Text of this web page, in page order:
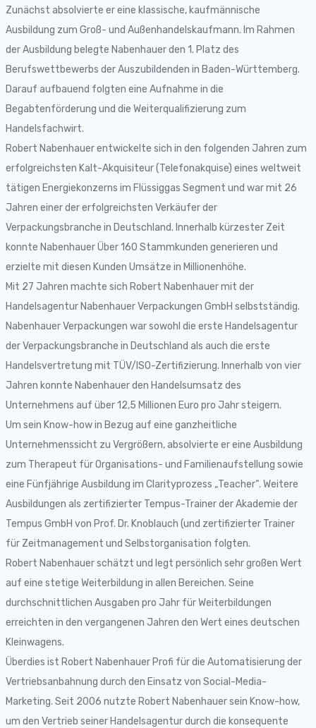
Zunächst absolvierte er eine klassische, kaufmännische
Ausbildung zum Groß- und Außenhandelskaufmann. Im Rahmen
der Ausbildung belegte Nabenhauer den 1. Platz des
Berufswettbewerbs der Auszubildenden in Baden-Württemberg.
Darauf aufbauend folgten eine Aufnahme in die
Begabtenförderung und die Weiterqualifizierung zum
Handelsfachwirt.
Robert Nabenhauer entwickelte sich in den folgenden Jahren zum
erfolgreichsten Kalt-Akquisiteur (Telefonakquise) eines weltweit
tätigen Energiekonzerns im Flüssiggas Segment und war mit 26
Jahren einer der erfolgreichsten Verkäufer der
Verpackungsbranche in Deutschland. Innerhalb kürzester Zeit
konnte Nabenhauer Über 160 Stammkunden generieren und
erzielte mit diesen Kunden Umsätze in Millionenhöhe.
Mit 27 Jahren machte sich Robert Nabenhauer mit der
Handelsagentur Nabenhauer Verpackungen GmbH selbstständig.
Nabenhauer Verpackungen war sowohl die erste Handelsagentur
der Verpackungsbranche in Deutschland als auch die erste
Handelsvertretung mit TÜV/ISO-Zertifizierung. Innerhalb von vier
Jahren konnte Nabenhauer den Handelsumsatz des
Unternehmens auf über 12,5 Millionen Euro pro Jahr steigern.
Um sein Know-how in Bezug auf eine ganzheitliche
Unternehmenssicht zu Vergrößern, absolvierte er eine Ausbildung
zum Therapeut für Organisations- und Familienaufstellung sowie
eine Fünfjährige Ausbildung im Clarityprozess „Teacher“. Weitere
Ausbildungen als zertifizierter Tempus-Trainer der Akademie der
Tempus GmbH von Prof. Dr. Knoblauch (und zertifizierter Trainer
für Zeitmanagement und Selbstorganisation folgten.
Robert Nabenhauer schätzt und legt persönlich sehr großen Wert
auf eine stetige Weiterbildung in allen Bereichen. Seine
durchschnittlichen Ausgaben pro Jahr für Weiterbildungen
erreichten in den vergangenen Jahren den Wert eines deutschen
Kleinwagens.
Überdies ist Robert Nabenhauer Profi für die Automatisierung der
Vertriebsanbahnung durch den Einsatz von Social-Media-
Marketing. Seit 2006 nutzte Robert Nabenhauer sein Know-how,
um den Vertrieb seiner Handelsagentur durch die konsequente